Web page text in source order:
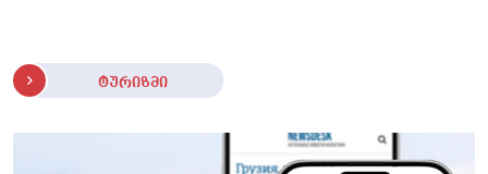
ტურიზმი